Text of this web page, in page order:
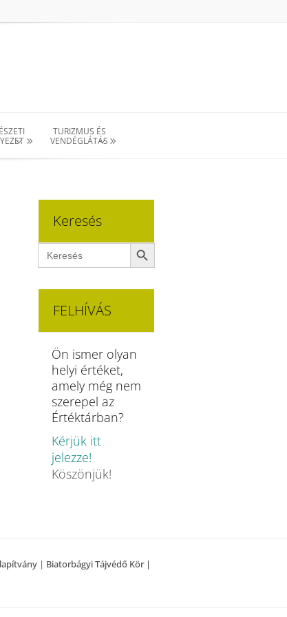
TURIZMUS ÉS
VENDÉGLÁTÁS
Keresés
Search
for:
Search Button
FELHÍVÁS
Ön ismer olyan
helyi értéket,
amely még nem
szerepel az
Értéktárban?
Kérjük itt
jelezze!
Köszönjük!
| Biatorbágyi Tájvédő Kör |